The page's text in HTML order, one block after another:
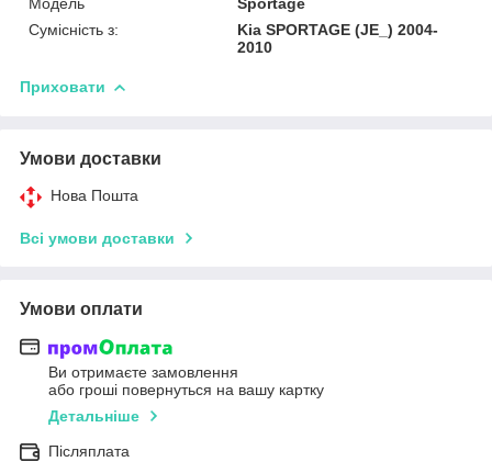
Сумісність з:
Kia SPORTAGE (JE_) 2004-
2010
Приховати
Умови доставки
Нова Пошта
Всі умови доставки
Умови оплати
Ви отримаєте замовлення
або гроші повернуться на вашу картку
Детальніше
Післяплата